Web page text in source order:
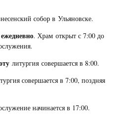
собор в Ульяновске.
. Храм открыт с 7:00 до
литургия совершается в 8:00.
совершается в 7:00, поздняя
начинается в 17:00.